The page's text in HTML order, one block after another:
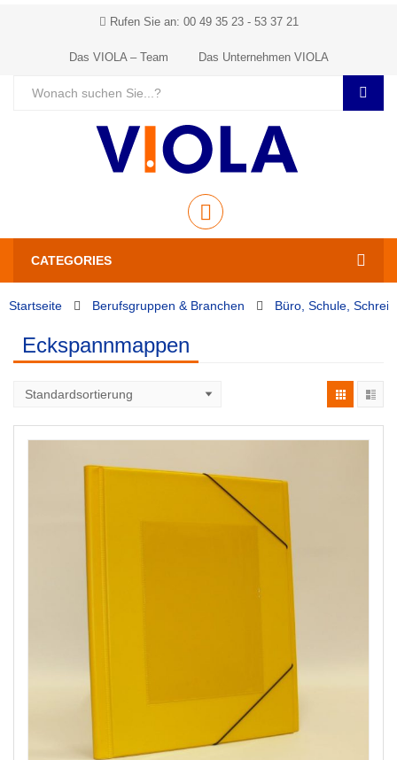
Rufen Sie an: 00 49 35 23 - 53 37 21
Das VIOLA – Team Das Unternehmen VIOLA
CATEGORIES
Startseite Berufsgruppen & Branchen Büro, Schule,
Eckspannmappen